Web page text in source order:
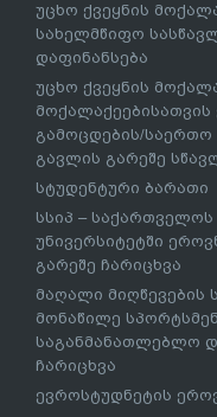
უცხო ქვეყნის
სახელმწიფო
დაფინანსება
უცხო ქვეყნის
გამოცდების/საერთო
გავლის გარეშე
სტუდენტური ბარათი
სსიპ –
უნივერსიტეტში
გარეშე ჩარიცხვა
მაღალი მიღწევების
მონაწილე
საგანმანათლებლო
ჩარიცხვა
ევროსტუდნეტის